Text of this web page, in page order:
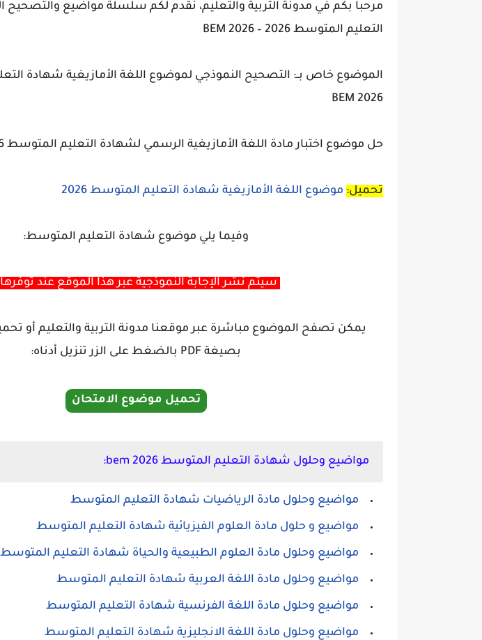
مرحبا بكم في مدونة التربية والتعليم، نقدم لكم سلسلة مواضيع والتصحيح
التعليم المتوسط 2026 – BEM 2026
الموضوع خاص بــ: التصحيح النموذجي لموضوع اللغة الأمازيغية
BEM 2026
حل موضوع اختبار مادة اللغة الأمازيغية الرسمي لشهادة التعليم المتوسط 2026:
تحميل: موضوع اللغة الأمازيغية شهادة التعليم المتوسط 2026
وفيما يلي موضوع شهادة التعليم المتوسط:
سيتم نشر الإجابة النموذجية عبر هذا الموقع عند
يمكن تصفح الموضوع مباشرة عبر موقعنا مدونة التربية والتعليم أو
بصيغة PDF بالضغط على الزر تنزيل أدناه:
تحميل موضوع الامتحان
مواضيع وحلول شهادة التعليم المتوسط 2026 bem:
مواضيع وحلول مادة الرياضيات شهادة التعليم المتوسط
مواضيع و حلول مادة العلوم الفيزيائية شهادة التعليم المتوسط
مواضيع وحلول مادة العلوم الطبيعية والحياة شهادة التعليم المتوسط
مواضيع وحلول مادة اللغة العربية شهادة التعليم المتوسط
مواضيع وحلول مادة اللغة الفرنسية شهادة التعليم المتوسط
مواضيع وحلول مادة اللغة الانجليزية شهادة التعليم المتوسط